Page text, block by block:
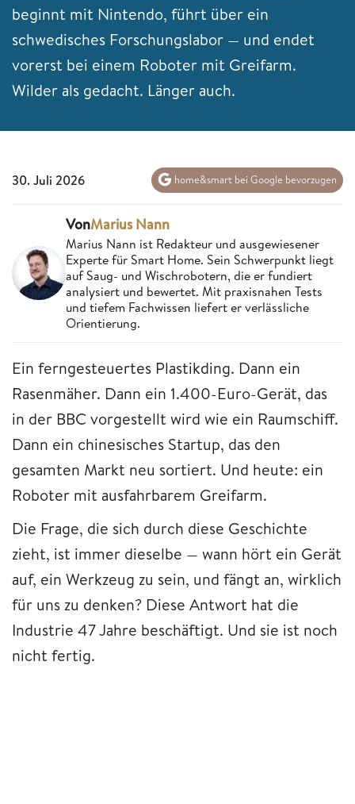
beginnt mit Nintendo, führt über ein
schwedisches Forschungslabor — und endet
vorerst bei einem Roboter mit Greifarm.
Wilder als gedacht. Länger auch.
30. Juli 2026 home&smart bei Google bevorzugen
VonMarius Nann
Marius Nann ist Redakteur und ausgewiesener
Experte für Smart Home. Sein Schwerpunkt liegt
auf Saug- und Wischrobotern, die er fundiert
analysiert und bewertet. Mit praxisnahen Tests
und tiefem Fachwissen liefert er verlässliche
Orientierung.
Ein ferngesteuertes Plastikding. Dann ein
Rasenmäher. Dann ein 1.400-Euro-Gerät, das
in der BBC vorgestellt wird wie ein Raumschiff.
Dann ein chinesisches Startup, das den
gesamten Markt neu sortiert. Und heute: ein
Roboter mit ausfahrbarem Greifarm.
Die Frage, die sich durch diese Geschichte
zieht, ist immer dieselbe — wann hört ein Gerät
auf, ein Werkzeug zu sein, und fängt an, wirklich
für uns zu denken? Diese Antwort hat die
Industrie 47 Jahre beschäftigt. Und sie ist noch
nicht fertig.